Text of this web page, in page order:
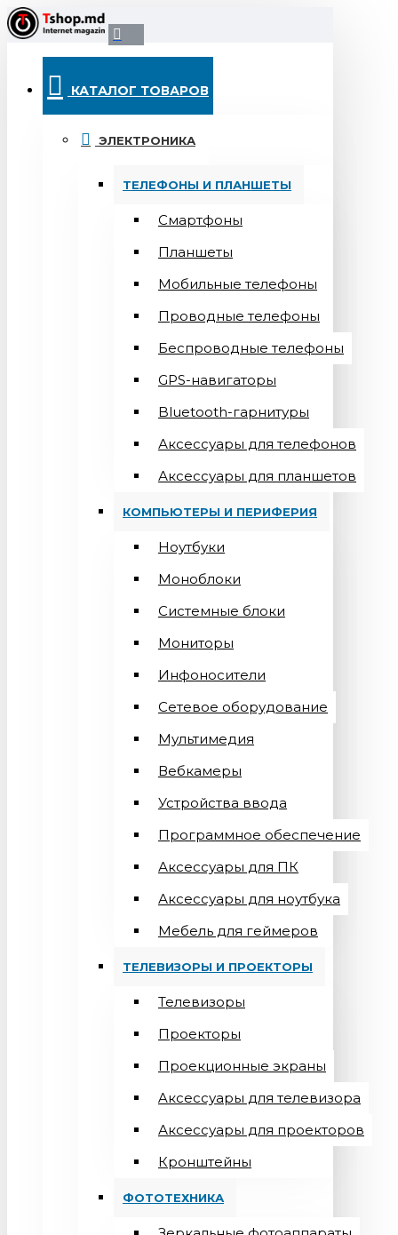
КАТАЛОГ ТОВАРОВ
ЭЛЕКТРОНИКА
ТЕЛЕФОНЫ И ПЛАНШЕТЫ
Смартфоны
Планшеты
Мобильные телефоны
Проводные телефоны
Беспроводные телефоны
GPS-навигаторы
Bluetooth-гарнитуры
Аксессуары для телефонов
Аксессуары для планшетов
КОМПЬЮТЕРЫ И ПЕРИФЕРИЯ
Ноутбуки
Моноблоки
Системные блоки
Мониторы
Инфоносители
Сетевое оборудование
Мультимедия
Вебкамеры
Устройства ввода
Программное обеспечение
Аксессуары для ПК
Аксессуары для ноутбука
Мебель для геймеров
ТЕЛЕВИЗОРЫ И ПРОЕКТОРЫ
Телевизоры
Проекторы
Проекционные экраны
Aксессуары для телевизора
Аксессуары для проекторов
Кронштейны
ФОТОТЕХНИКА